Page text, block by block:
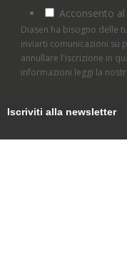
Acconsento
Diasen ha bisogno delle
inviarti comunicazioni su
annullare l'iscrizione in
informazioni leggi la